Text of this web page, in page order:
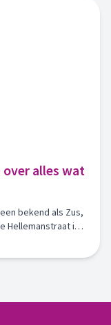
bekend als Zus,
Hellemanstraat in